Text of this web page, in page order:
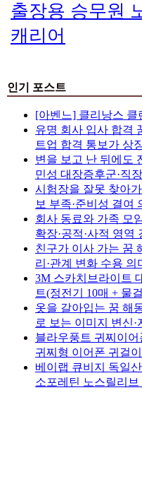
출장용 승무원
캐리어
인기 포스트
[아벤느] 클리낭스 클
유명 회사 입사 합격
트업 합격 통보가 상
변을 보고 난 뒤에도
민성 대장증후군·직
시험장을 잘못 찾아
보 부족·준비성 결여
회사 동료와 가족 모
확장·공적·사적 영역
친구가 이사 가는 꿈
리·관계 변화 수용 의
3M 스카치브라이트
트(정전기 10매 + 물
옷을 갈아입는 꿈 해
로 보는 이미지 변신·
블라우풍트 귀찌이어
귀찌형 이어폰 귀걸
베이랩 큐비지 독일
소포레틴 노스릴리